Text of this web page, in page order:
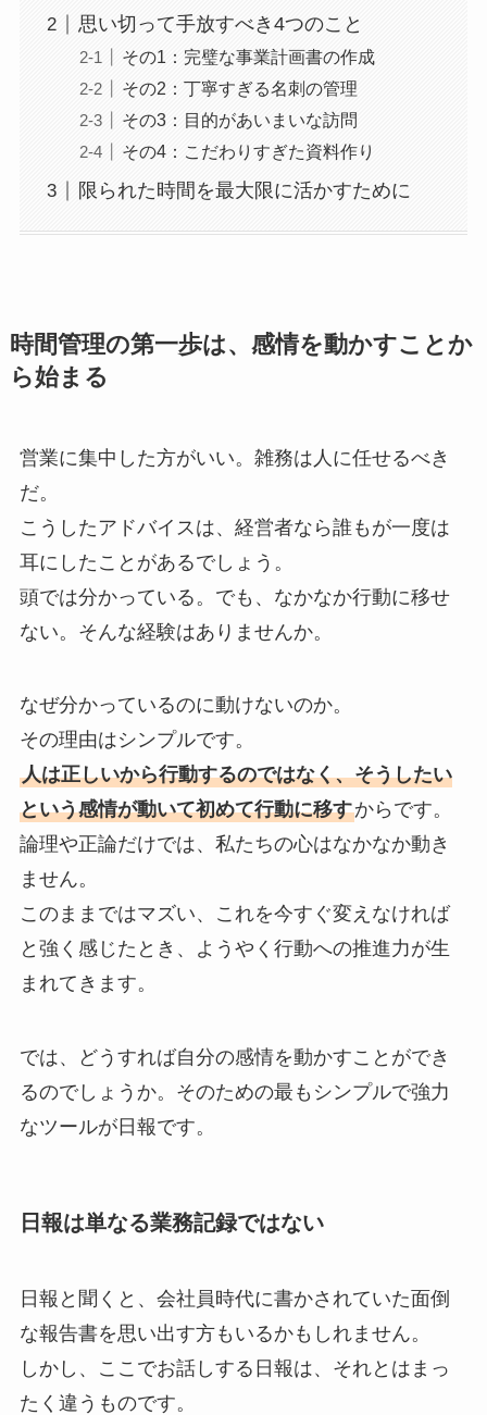
思い切って手放すべき4つのこと
その1：完璧な事業計画書の作成
その2：丁寧すぎる名刺の管理
その3：目的があいまいな訪問
その4：こだわりすぎた資料作り
限られた時間を最大限に活かすために
時間管理の第一歩は、感情を動かすことか
ら始まる
営業に集中した方がいい。雑務は人に任せるべき
だ。
こうしたアドバイスは、経営者なら誰もが一度は
耳にしたことがあるでしょう。
頭では分かっている。でも、なかなか行動に移せ
ない。そんな経験はありませんか。
なぜ分かっているのに動けないのか。
その理由はシンプルです。
人は正しいから行動するのではなく、そうしたい
という感情が動いて初めて行動に移すからです。
論理や正論だけでは、私たちの心はなかなか動き
ません。
このままではマズい、これを今すぐ変えなければ
と強く感じたとき、ようやく行動への推進力が生
まれてきます。
では、どうすれば自分の感情を動かすことができ
るのでしょうか。そのための最もシンプルで強力
なツールが日報です。
日報は単なる業務記録ではない
日報と聞くと、会社員時代に書かされていた面倒
な報告書を思い出す方もいるかもしれません。
しかし、ここでお話しする日報は、それとはまっ
たく違うものです。